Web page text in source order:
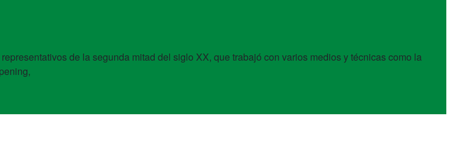
de la segunda mitad del siglo XX, que trabajó con varios medios y técnicas como la